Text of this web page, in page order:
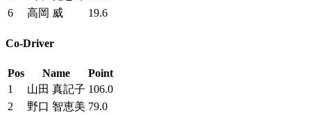
6
高岡 威 19.6
Co-Driver
Pos Name
Point
1
山田 真記子 106.0
2
野口 智恵美 79.0